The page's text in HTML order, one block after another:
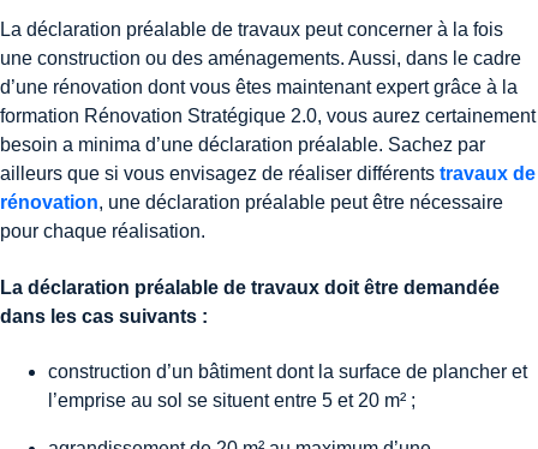
La déclaration préalable de travaux peut concerner à la fois
une construction ou des aménagements. Aussi, dans le cadre
d’une rénovation dont vous êtes maintenant expert grâce à la
formation Rénovation Stratégique 2.0, vous aurez certainement
besoin a minima d’une déclaration préalable. Sachez par
ailleurs que si vous envisagez de réaliser différents travaux de
rénovation, une déclaration préalable peut être nécessaire
pour chaque réalisation.
La déclaration préalable de travaux doit être demandée
dans les cas suivants :
construction d’un bâtiment dont la surface de plancher et
l’emprise au sol se situent entre 5 et 20 m² ;